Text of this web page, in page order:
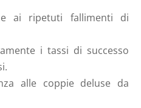
ai ripetuti fallimenti di
i tassi di successo
alle coppie deluse da